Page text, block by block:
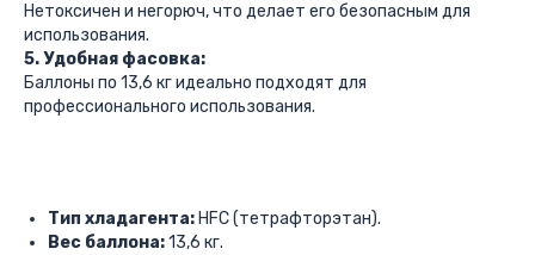
Нетоксичен и негорюч, что делает его безопасным для
использования.
5. Удобная фасовка:
Баллоны по 13,6 кг идеально подходят для
профессионального использования.
Тип хладагента: HFC (тетрафторэтан).
Вес баллона:13,6 кг.